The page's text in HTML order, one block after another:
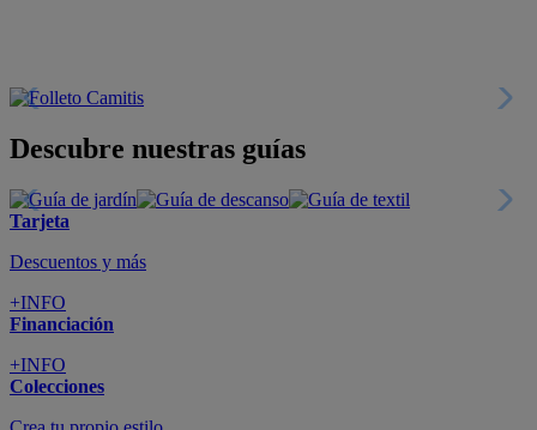
Crea tu propio estilo
Tranquilidad
6 años de Garantía Plus
+INFO
Catálogos
Miles de productos
+INFO
Por teléfono
Llámanos y compra